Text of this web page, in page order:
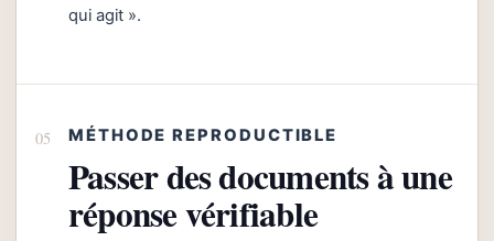
qui agit ».
MÉTHODE REPRODUCTIBLE
Passer des documents à une
réponse vérifiable